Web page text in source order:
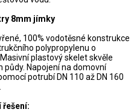
8mm jímky
100% vodotěsné konstrukce
plastový skelet skvěle
Napojení na domovní
potrubí DN 110 až DN 160
řešení: